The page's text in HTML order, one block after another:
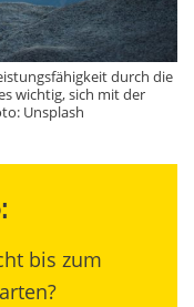
durch die
wichtig, sich mit der
Unsplash
bis zum